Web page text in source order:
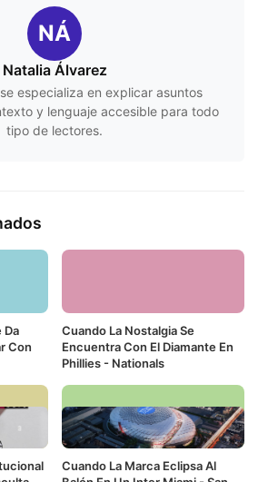
NÁ
Natalia Álvarez
especializa en explicar asuntos
y lenguaje accesible para todo
tipo de lectores.
Da
Con
Cuando La Nostalgia Se
Encuentra Con El Diamante En
Phillies - Nationals
Cuando La Marca Eclipsa Al